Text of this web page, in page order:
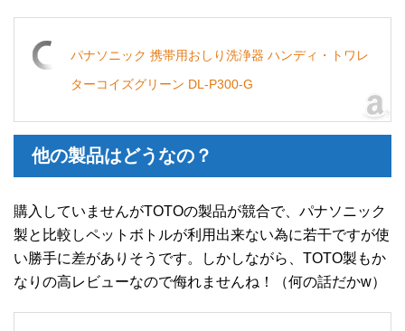
パナソニック 携帯用おしり洗浄器 ハンディ・トワレ
ターコイズグリーン DL-P300-G
他の製品はどうなの？
購入していませんがTOTOの製品が競合で、パナソニック
製と比較しペットボトルが利用出来ない為に若干ですが使
い勝手に差がありそうです。しかしながら、TOTO製もか
なりの高レビューなので侮れませんね！（何の話だかw）